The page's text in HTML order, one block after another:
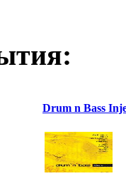
Drum n Bass